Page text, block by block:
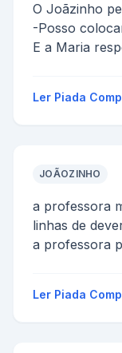
O Joãzinho
-Posso
E a Maria
- Porque?
Ler Piada
JOÃOZINHO
a professora
linhas de
a professora
Ler Piada